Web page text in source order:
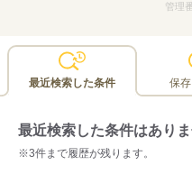
管理
最近検索した条件 保
最近検索した条件はありま
※3件まで履歴が残ります。